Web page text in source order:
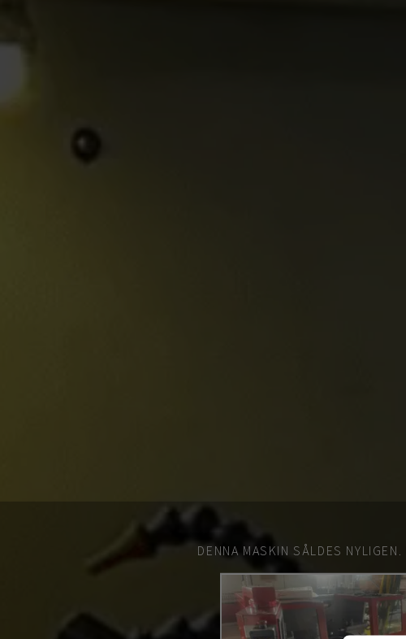
DENNA MASKIN SÅLDES NYLIGEN.